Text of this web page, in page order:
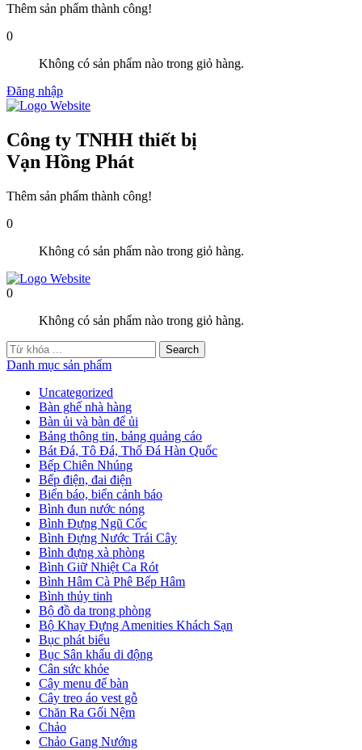
Thêm sản phẩm thành công!
0
Không có sản phẩm nào trong giỏ hàng.
Đăng nhập
Công ty TNHH thiết bị
Vạn Hồng Phát
Thêm sản phẩm thành công!
0
Không có sản phẩm nào trong giỏ hàng.
0
Không có sản phẩm nào trong giỏ hàng.
Danh mục sản phẩm
Uncategorized
Bàn ghế nhà hàng
Bàn ủi và bàn để ủi
Bảng thông tin, bảng quảng cáo
Bát Đá, Tô Đá, Thố Đá Hàn Quốc
Bếp Chiên Nhúng
Bếp điện, đai điện
Biển báo, biển cảnh báo
Bình đun nước nóng
Bình Đựng Ngũ Cốc
Bình Đựng Nước Trái Cây
Bình đựng xà phòng
Bình Giữ Nhiệt Ca Rót
Bình Hâm Cà Phê Bếp Hâm
Bình thủy tinh
Bộ đồ da trong phòng
Bộ Khay Đựng Amenities Khách Sạn
Bục phát biểu
Bục Sân khấu di động
Cân sức khỏe
Cây menu để bàn
Cây treo áo vest gỗ
Chăn Ra Gối Nệm
Chảo
Chảo Gang Nướng